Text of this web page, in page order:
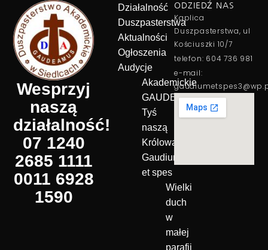
Wesprzyj
naszą
działalność!
07 1240
2685 1111
0011 6928
1590
Działalność
Duszpasterstwa
Aktualności
Ogłoszenia
Audycje
Akademickie
GAUDEAMUS
Tyś
naszą
Królową!
Gaudium
et spes
Wielki
duch
w
małej
parafii
ODZIEDŹ NAS
Kaplica
Duszpasterstwa, ul
Kościuszki 10/7
telefon: 604 736 981
e-mail: